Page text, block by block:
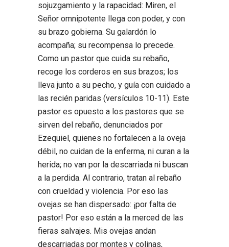
sojuzgamiento y la rapacidad: Miren, el
Señor omnipotente llega con poder, y con
su brazo gobierna. Su galardón lo
acompaña; su recompensa lo precede.
Como un pastor que cuida su rebaño,
recoge los corderos en sus brazos; los
lleva junto a su pecho, y guía con cuidado a
las recién paridas (ver­sículos 10-11). Este
pastor es opuesto a los pastores que se
sirven del rebaño, denunciados por
Ezequiel, quienes no fortalecen a la oveja
débil, no cuidan de la enferma, ni curan a la
herida; no van por la descarriada ni buscan
a la perdida. Al contrario, tratan al rebaño
con crueldad y violencia. Por eso las
ovejas se han dispersado: ¡por falta de
pastor! Por eso están a la merced de las
fieras salvajes. Mis ovejas andan
descarriadas por montes y colinas,